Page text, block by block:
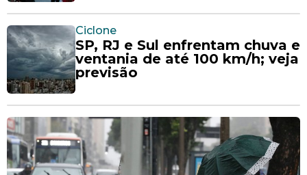
Ciclone
SP, RJ e Sul enfrentam chuva e
ventania de até 100 km/h; veja
previsão